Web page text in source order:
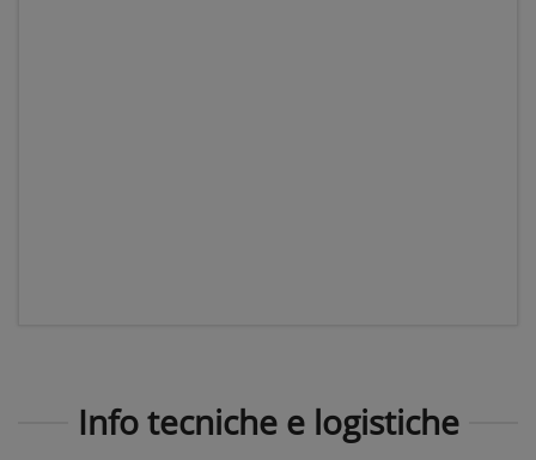
Info tecniche e logistiche